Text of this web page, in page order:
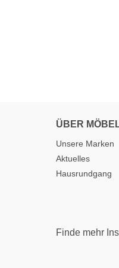
ÜBER
Unsere Marken
Aktuelles
Hausrundgang
Finde mehr